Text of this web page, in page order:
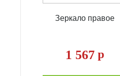
Зеркало правое
1 567 р